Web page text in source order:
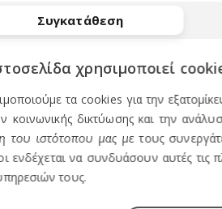
Mouse over to
Συγκατάθεση
χρησιμοποιεί
τα cookies για την
κοινωνικής δικτύωσης και την
του ιστότοπου μας με τους
ενδέχεται να συνδυάσουν αυτές
τους.